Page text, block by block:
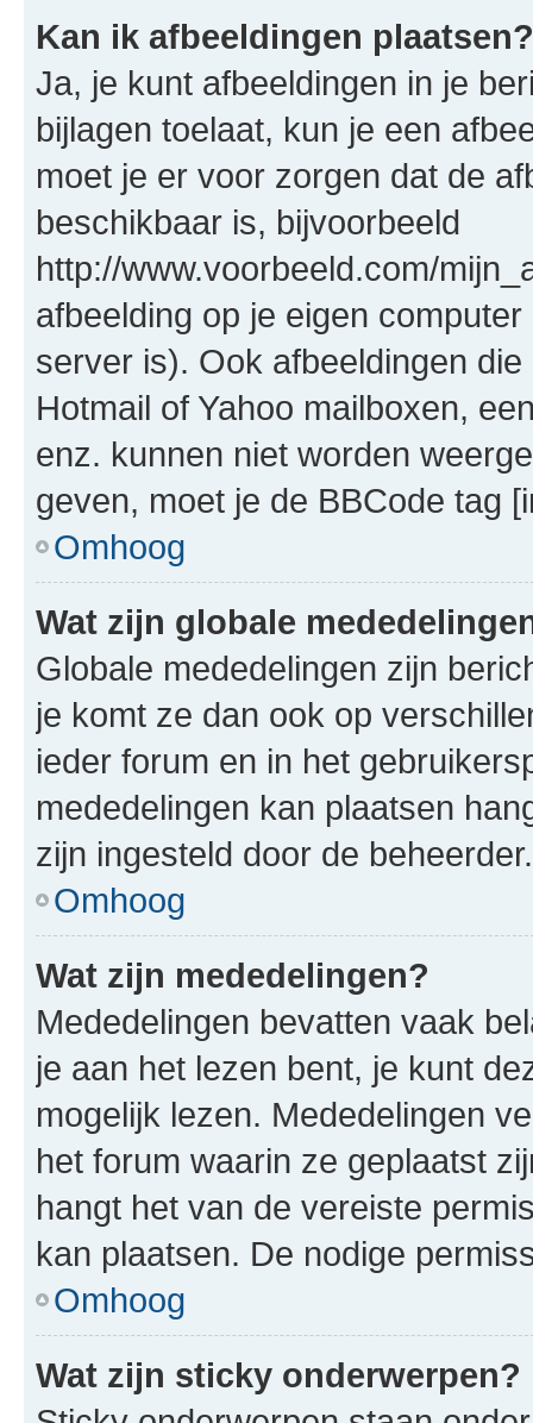
Kan ik afbeeldingen plaatsen?
Ja, je kunt afbeeldingen in je
bijlagen toelaat, kun je een
moet je er voor zorgen dat de
beschikbaar is, bijvoorbeeld
http://www.voorbeeld.com/
afbeelding op je eigen
server is). Ook afbeeldingen
Hotmail of Yahoo mailboxen,
enz. kunnen niet worden
geven, moet je de BBCode tag
Omhoog
Wat zijn globale
Globale mededelingen zijn
je komt ze dan ook op
ieder forum en in het
mededelingen kan plaatsen
zijn ingesteld door de beheerder.
Omhoog
Wat zijn mededelingen?
Mededelingen bevatten vaak
je aan het lezen bent, je kunt
mogelijk lezen. Mededelingen
het forum waarin ze geplaatst
hangt het van de vereiste
kan plaatsen. De nodige
Omhoog
Wat zijn sticky onderwerpen?